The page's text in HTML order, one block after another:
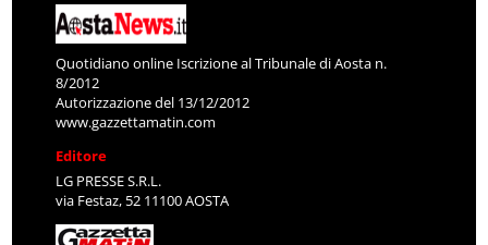
Quotidiano online Iscrizione al Tribunale di Aosta n.
8/2012
Autorizzazione del 13/12/2012
www.gazzettamatin.com
Editore
LG PRESSE S.R.L.
via Festaz, 52 11100 AOSTA